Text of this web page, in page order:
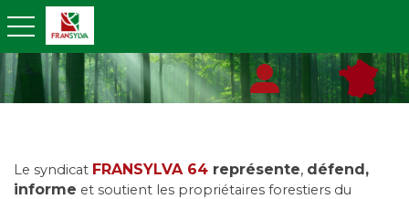
toggle navigation
Le syndicat FRANSYLVA 64 représente, défend,
informe et soutient les propriétaires forestiers du